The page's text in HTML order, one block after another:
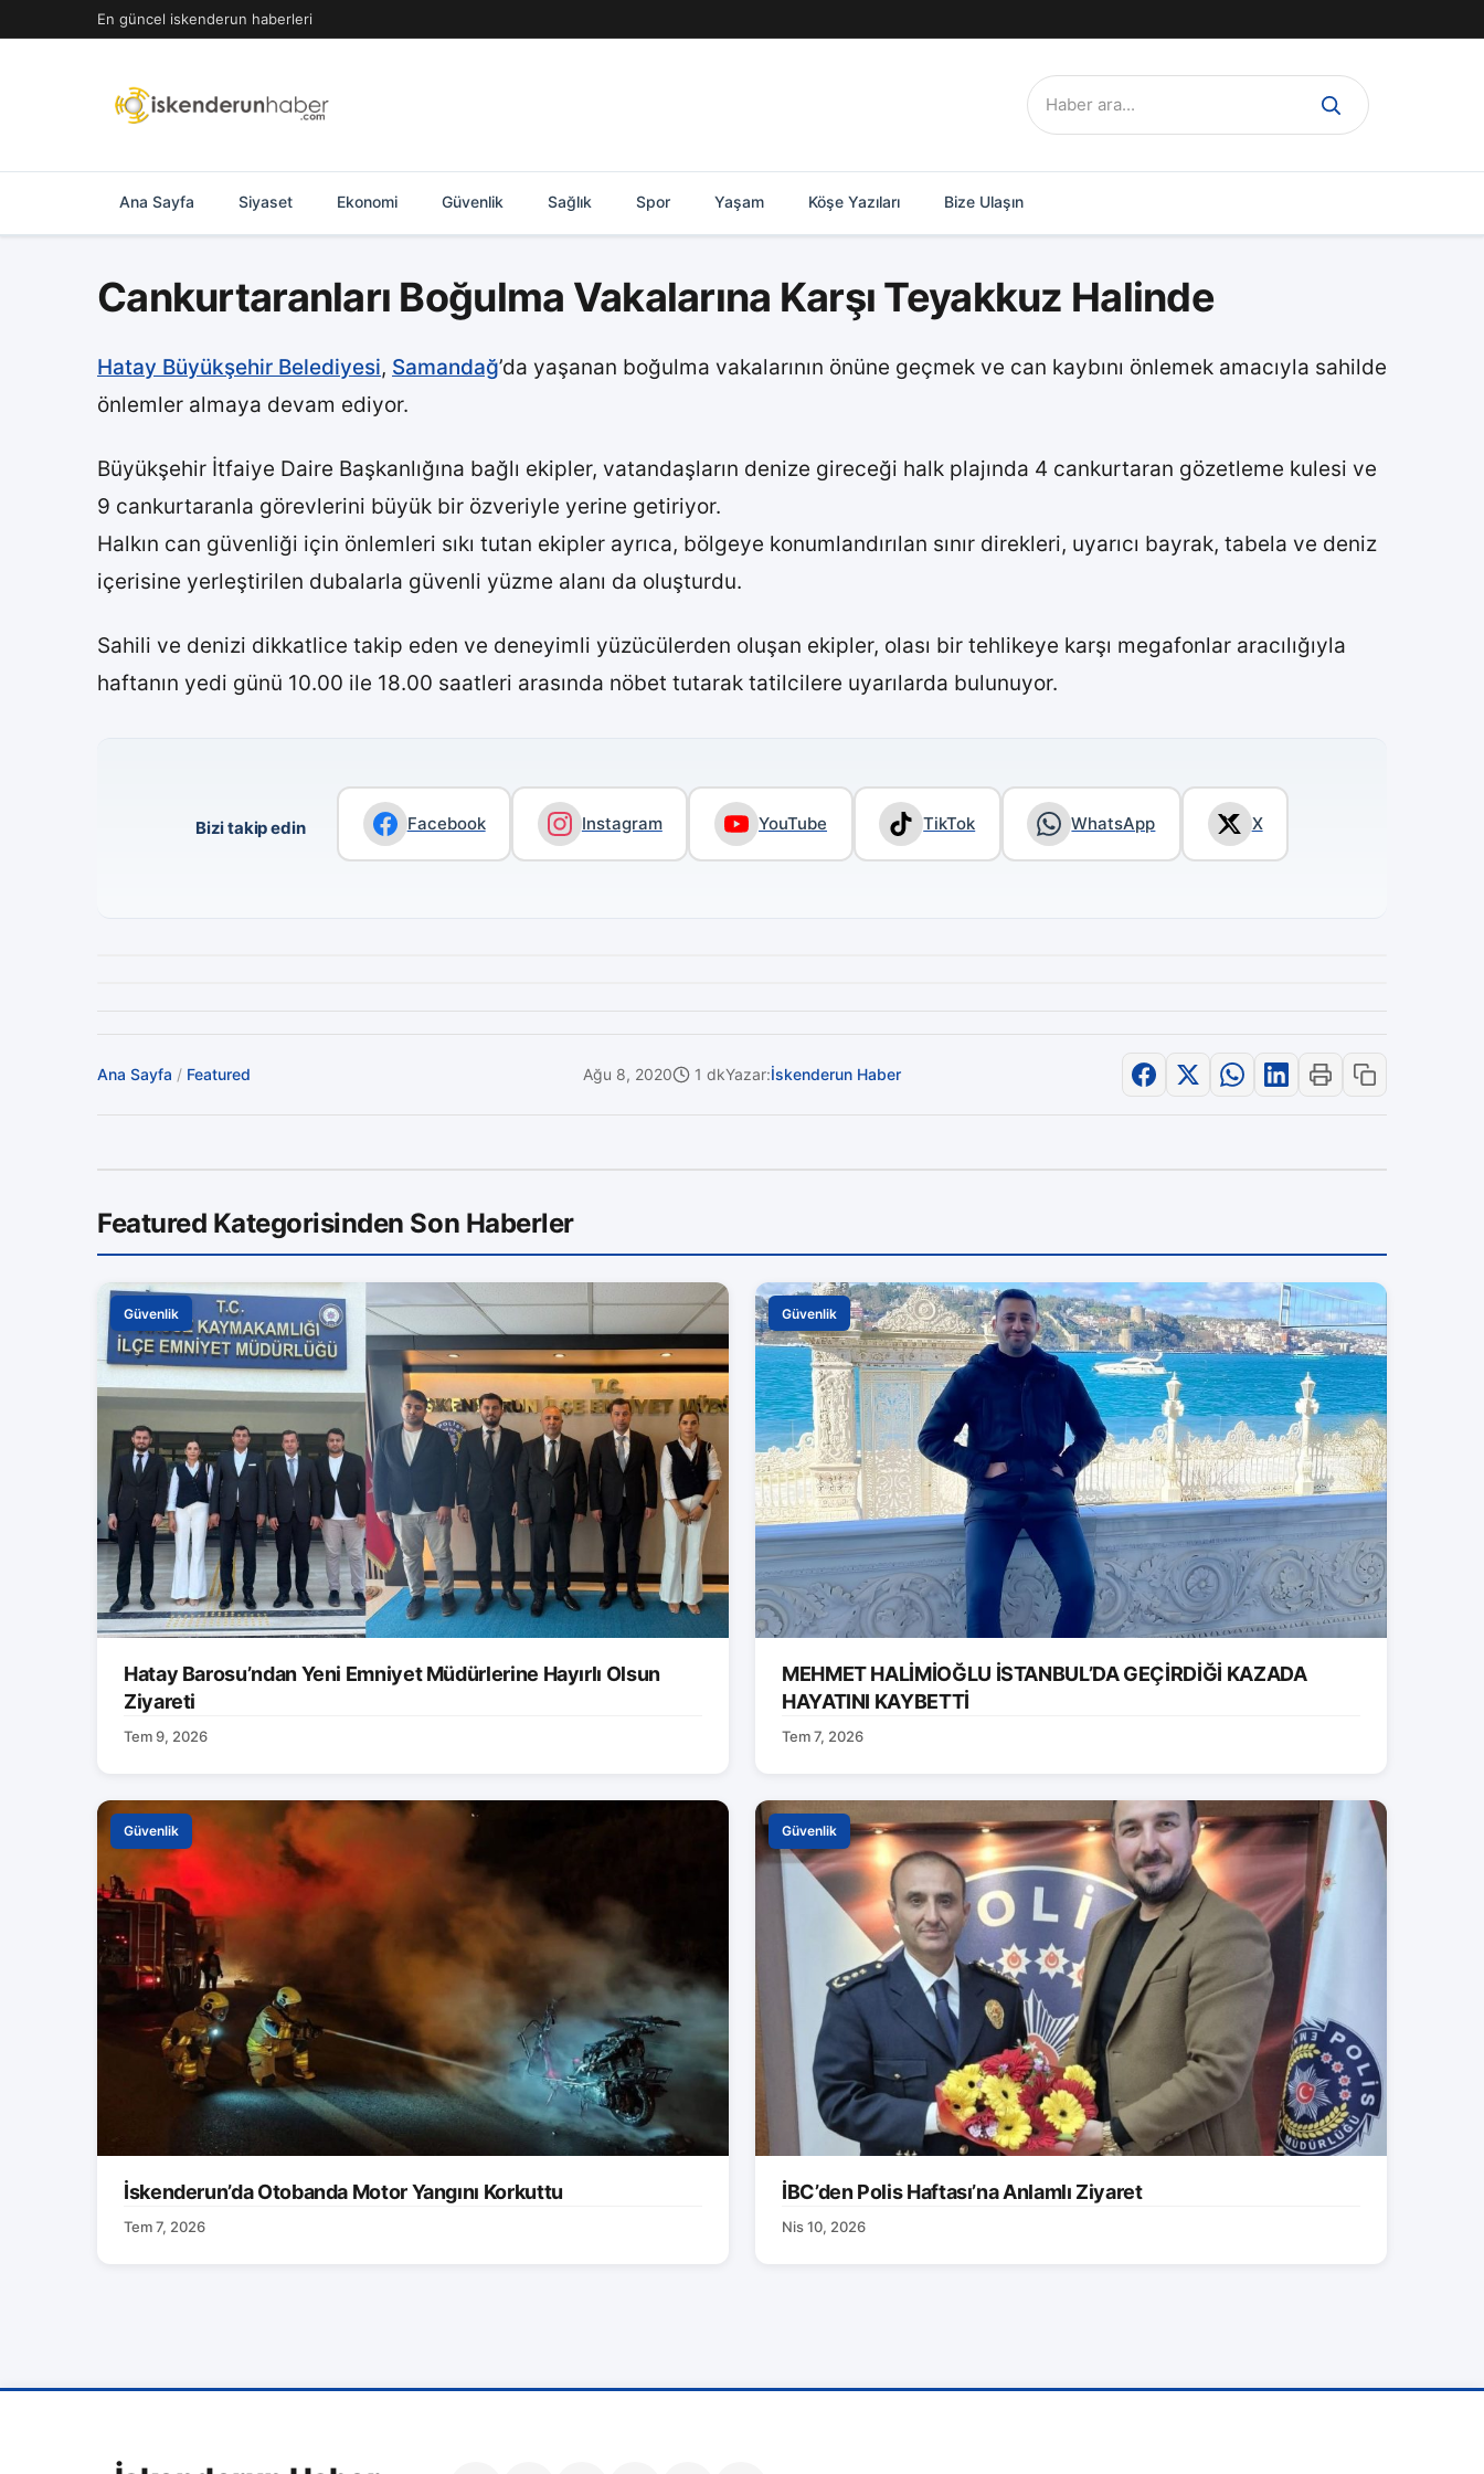
geç
En güncel iskenderun haberleri
Ara:
Ana Sayfa Siyaset Ekonomi Güvenlik Sağlık Spor Yaşam Köşe Yazıları Bize Ulaşın
Cankurtaranları Boğulma Vakalarına Karşı Teyakkuz Halinde
Hatay Büyükşehir Belediyesi, Samandağ’da yaşanan boğulma vakalarının önüne geçmek ve can kaybını önlemek amacıyla sahilde
önlemler almaya devam ediyor.
Büyükşehir İtfaiye Daire Başkanlığına bağlı ekipler, vatandaşların denize gireceği halk plajında 4 cankurtaran gözetleme kulesi ve
9 cankurtaranla görevlerini büyük bir özveriyle yerine getiriyor.
Halkın can güvenliği için önlemleri sıkı tutan ekipler ayrıca, bölgeye konumlandırılan sınır direkleri, uyarıcı bayrak, tabela ve deniz
içerisine yerleştirilen dubalarla güvenli yüzme alanı da oluşturdu.
Sahili ve denizi dikkatlice takip eden ve deneyimli yüzücülerden oluşan ekipler, olası bir tehlikeye karşı megafonlar aracılığıyla
haftanın yedi günü 10.00 ile 18.00 saatleri arasında nöbet tutarak tatilcilere uyarılarda bulunuyor.
Bizi takip edin Facebook Instagram YouTube TikTok WhatsApp X
Ana Sayfa / Featured Ağu 8, 2020 1 dkYazar:İskenderun Haber
Featured Kategorisinden Son Haberler
Güvenlik
Hatay Barosu’ndan Yeni Emniyet Müdürlerine Hayırlı Olsun
Ziyareti
Tem 9, 2026
Güvenlik
MEHMET HALİMİOĞLU İSTANBUL’DA GEÇİRDİĞİ KAZADA
HAYATINI KAYBETTİ
Tem 7, 2026
Güvenlik
İskenderun’da Otobanda Motor Yangını Korkuttu
Tem 7, 2026
Güvenlik
İBC’den Polis Haftası’na Anlamlı Ziyaret
Nis 10, 2026